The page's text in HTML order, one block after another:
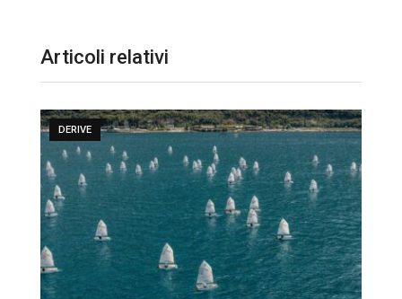
Articoli relativi
DERIVE